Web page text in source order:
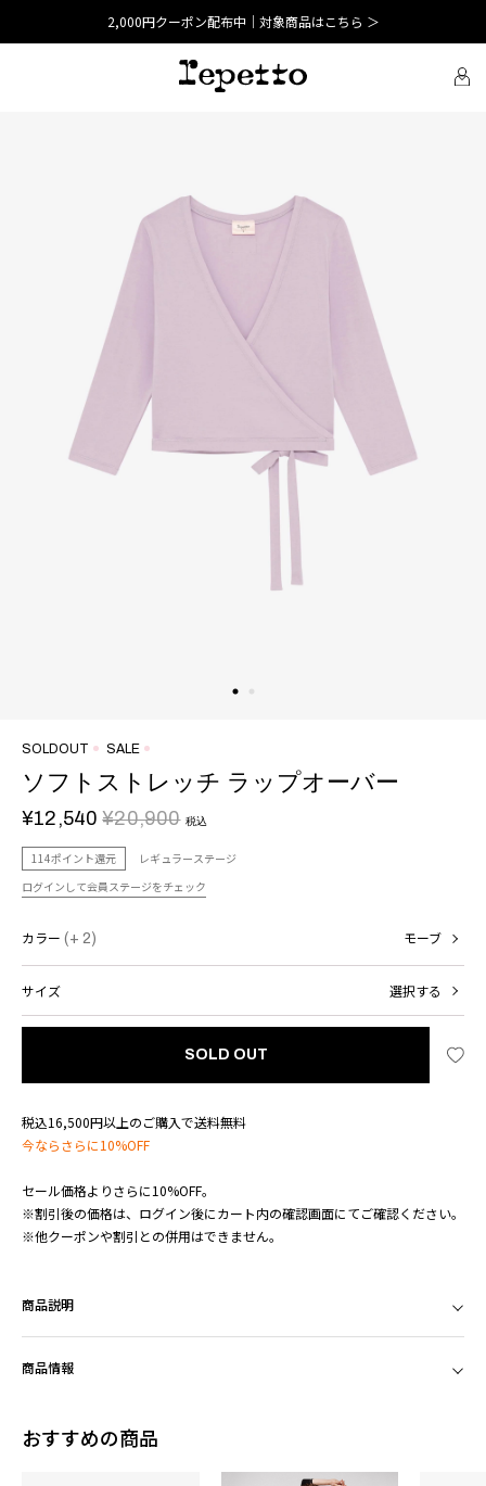
2,000円クーポン配布中｜対象商品はこちら ＞
SOLDOUT SALE
ソフトストレッチ ラップオーバー
¥12,540 ¥20,900 税込
114ポイント還元
レギュラーステージ
ログインして会員ステージをチェック
カラー (+ 2) モーブ
サイズ 選択する
SOLD OUT
税込16,500円以上のご購入で送料無料
今ならさらに10%OFF
セール価格よりさらに10%OFF。
※割引後の価格は、ログイン後にカート内の確認画面にてご確認ください。
※他クーポンや割引との併用はできません。
商品説明
商品情報
おすすめの商品